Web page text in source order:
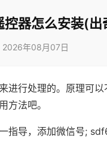
控器怎么安装(出
2026年08月07日
进行处理的。原理可
方法吧。
指导，添加微信号;